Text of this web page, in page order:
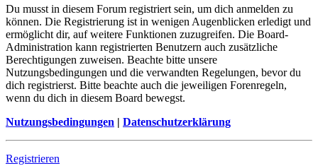
Du musst in diesem Forum registriert sein, um dich anmelden zu
können. Die Registrierung ist in wenigen Augenblicken erledigt und
ermöglicht dir, auf weitere Funktionen zuzugreifen. Die Board-
Administration kann registrierten Benutzern auch zusätzliche
Berechtigungen zuweisen. Beachte bitte unsere
Nutzungsbedingungen und die verwandten Regelungen, bevor du
dich registrierst. Bitte beachte auch die jeweiligen Forenregeln,
wenn du dich in diesem Board bewegst.
Nutzungsbedingungen | Datenschutzerklärung
Registrieren